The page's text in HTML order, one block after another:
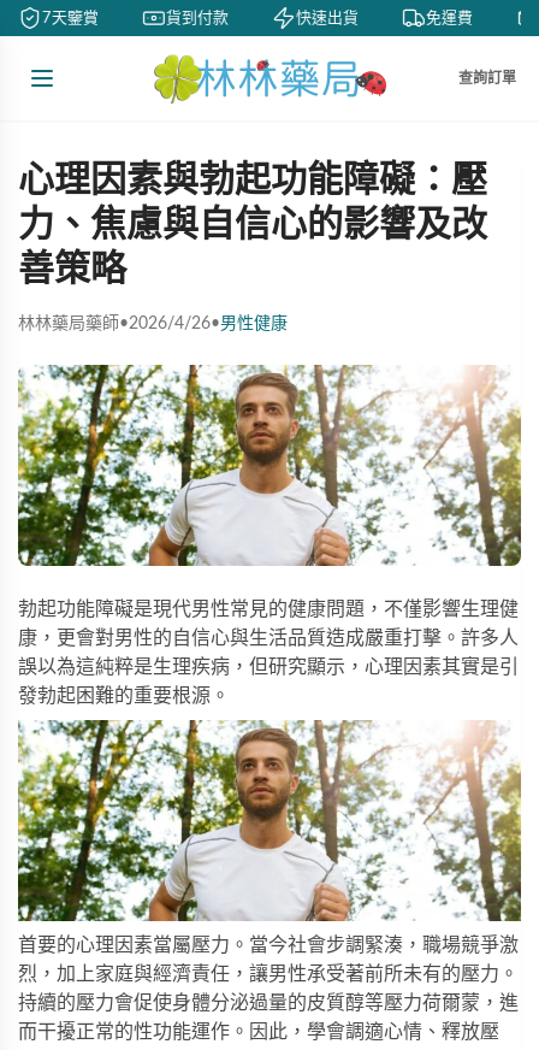
7天鑒賞 貨到付款 快速出貨 免運費
查詢訂單
心理因素與勃起功能障礙：壓
力、焦慮與自信心的影響及改
善策略
林林藥局藥師•2026/4/26•男性健康
勃起功能障礙是現代男性常見的健康問題，不僅影響生理健
康，更會對男性的自信心與生活品質造成嚴重打擊。許多人
誤以為這純粹是生理疾病，但研究顯示，心理因素其實是引
發勃起困難的重要根源。
首要的心理因素當屬壓力。當今社會步調緊湊，職場競爭激
烈，加上家庭與經濟責任，讓男性承受著前所未有的壓力。
持續的壓力會促使身體分泌過量的皮質醇等壓力荷爾蒙，進
而干擾正常的性功能運作。因此，學會調適心情、釋放壓